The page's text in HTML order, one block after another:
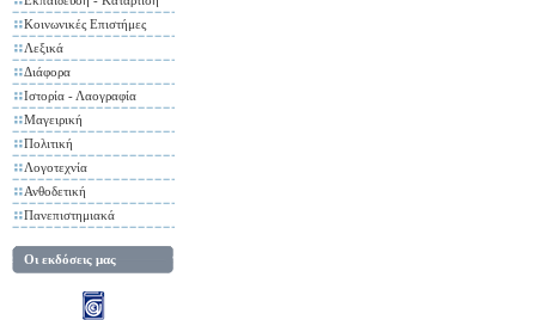
Κοινωνικές Επιστήμες
Λεξικά
Διάφορα
Ιστορία - Λαογραφία
Μαγειρική
Πολιτική
Λογοτεχνία
Ανθοδετική
Πανεπιστημιακά
Οι εκδόσεις μας